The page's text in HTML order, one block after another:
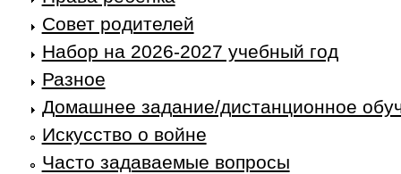
Совет родителей
Набор на 2026-2027 учебный год
Разное
Домашнее задание/дистанционное
Искусство о войне
Часто задаваемые вопросы